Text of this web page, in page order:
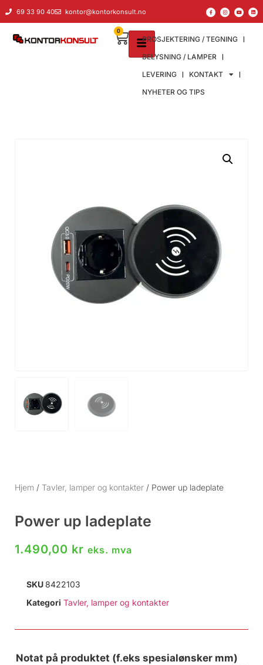
69 33 90 40 kontor@kontorkonsult.no
PROSJEKTERING / TEGNING
BELYSNING / LAMPER
LEVERING
KONTAKT
NYHETER OG TIPS
0
Hjem / Tavler, lamper og kontakter / Power up ladeplate
Power up ladeplate
1.490,00 kr eks. mva
SKU8422103
Kategori Tavler, lamper og kontakter
Notat på produktet (f.eks spesialønsker mm)